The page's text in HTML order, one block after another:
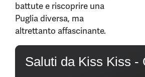
battute e riscoprire una
Puglia diversa, ma
altrettanto affascinante.
0
seconds